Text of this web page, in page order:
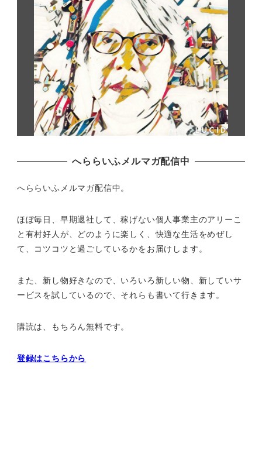
へららいふメルマガ配信中
へららいふメルマガ配信中。
ほぼ毎日、早期退社して、稼げない個人事業主のアリーこ
と有村好人が、どのように楽しく、快適な生活をめぜし
て、 コツコツと過ごしているかをお届けします。
また、新し物好きなので、いろいろ新しい物、 新していサ
ービスを試しているので、それらも書いて行きます。
購読は、もちろん無料です。
登録はこちらから